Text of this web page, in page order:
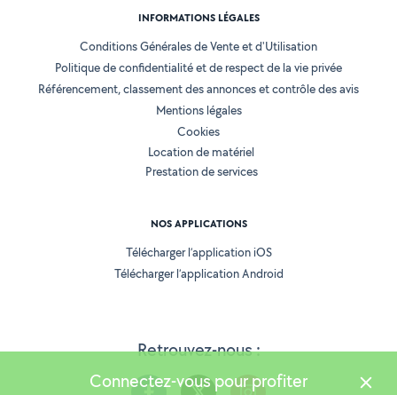
Retrouvez-nous :
INFORMATIONS LÉGALES
Conditions Générales de Vente et d'Utilisation
Politique de confidentialité et de respect de la vie privée
Référencement, classement des annonces et contrôle des avis
Mentions légales
Cookies
Location de matériel
Prestation de services
NOS APPLICATIONS
Télécharger l’application iOS
Télécharger l’application Android
Connectez-vous pour profiter